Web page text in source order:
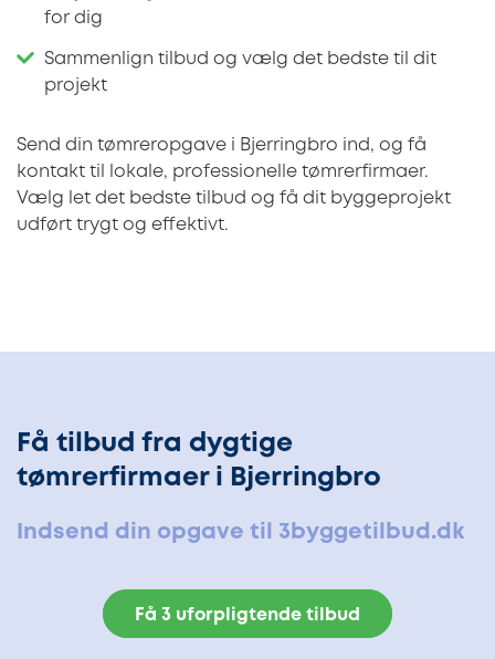
for dig
Sammenlign tilbud og vælg det bedste til dit
projekt
Send din tømreropgave i Bjerringbro ind, og få
kontakt til lokale, professionelle tømrerfirmaer.
Vælg let det bedste tilbud og få dit byggeprojekt
udført trygt og effektivt.
Få tilbud fra dygtige
tømrerfirmaer i Bjerringbro
Indsend din opgave til 3byggetilbud.dk
Få 3 uforpligtende tilbud